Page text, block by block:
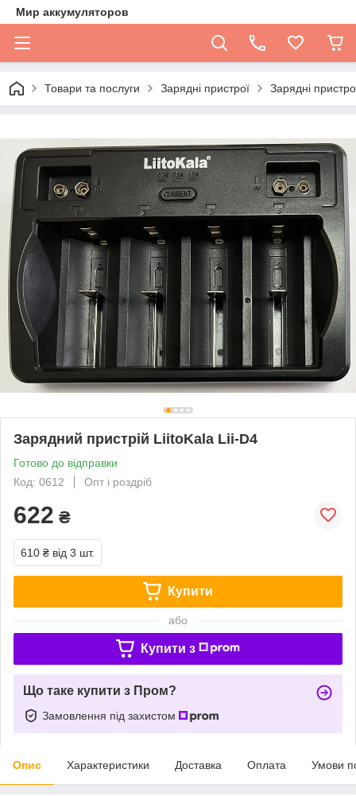
Мир аккумуляторов
Товари та послуги Зарядні пристрої Зарядні
Зарядний пристрій LiitoKala Lii-D4
Готово до відправки
Код: 0612
Опт і роздріб
622 ₴
610 ₴ від 3 шт.
Купити
або
Купити з
Що таке купити з Пром?
Замовлення під захистом
Опис Характеристики Доставка Оплата Умови